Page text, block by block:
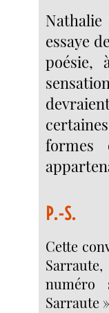
essaye
poésie,
formes
P.-S.
Cette
numéro
Sarraute